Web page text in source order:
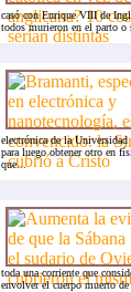
casó con Enrique VIII de
todos murieron en el parto o
electrónica de la
para luego obtener otro en
que...
toda una corriente que
envolver el cuerpo muerto